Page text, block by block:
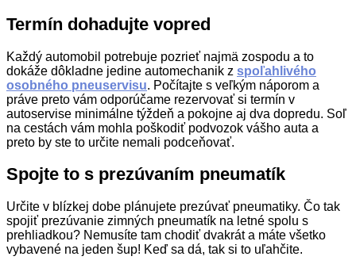
Termín dohadujte vopred
Každý automobil potrebuje pozrieť najmä zospodu a to
dokáže dôkladne jedine automechanik z spoľahlivého
osobného pneuservisu. Počítajte s veľkým náporom a
práve preto vám odporúčame rezervovať si termín v
autoservise minimálne týždeň a pokojne aj dva dopredu. Soľ
na cestách vám mohla poškodiť podvozok vášho auta a
preto by ste to určite nemali podceňovať.
Spojte to s prezúvaním pneumatík
Určite v blízkej dobe plánujete prezúvať pneumatiky. Čo tak
spojiť prezúvanie zimných pneumatík na letné spolu s
prehliadkou? Nemusíte tam chodiť dvakrát a máte všetko
vybavené na jeden šup! Keď sa dá, tak si to uľahčite.